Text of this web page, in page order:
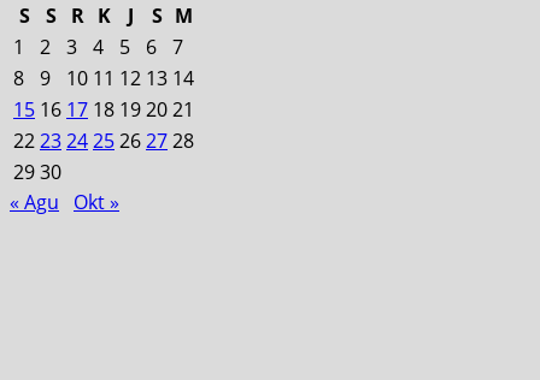
S
S R K J S M
1
2 3 4 5 6 7
8 9 10 11 12 13 14
15 16 17 18 192021
22232425262728
2930
« Agu
Okt »